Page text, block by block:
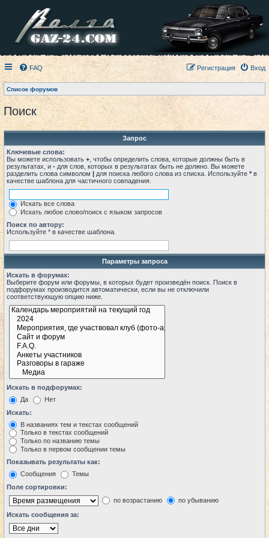
FAQ Вход
Регистрация
Список форумов
Поиск
Запрос
Ключевые слова:
Вы можете использовать + , чтобы определить слова, которые должны быть в
результатах, и - для слов, которых в результатах быть не должно. Вы можете
разделить слова символом | для поиска любого слова из списка. Используйте * в
качестве шаблона для частичного совпадения.
Искать все слова
Искать любое слово/поиск с языком запросов
Поиск по автору:
Используйте * в качестве шаблона.
Параметры запроса
Искать в форумах:
Выберите форум или форумы, в которых будет произведён поиск. Поиск в
подфорумах производится автоматически, если вы не отключили
соответствующую опцию ниже.
Искать в подфорумах:
Да
Нет
Искать:
В названиях тем и текстах сообщений
Только в текстах сообщений
Только по названию темы
Только в первом сообщении темы
Показывать результаты как:
Сообщения
Темы
Поле сортировки:
по возрастанию
по убыванию
Искать сообщения за: